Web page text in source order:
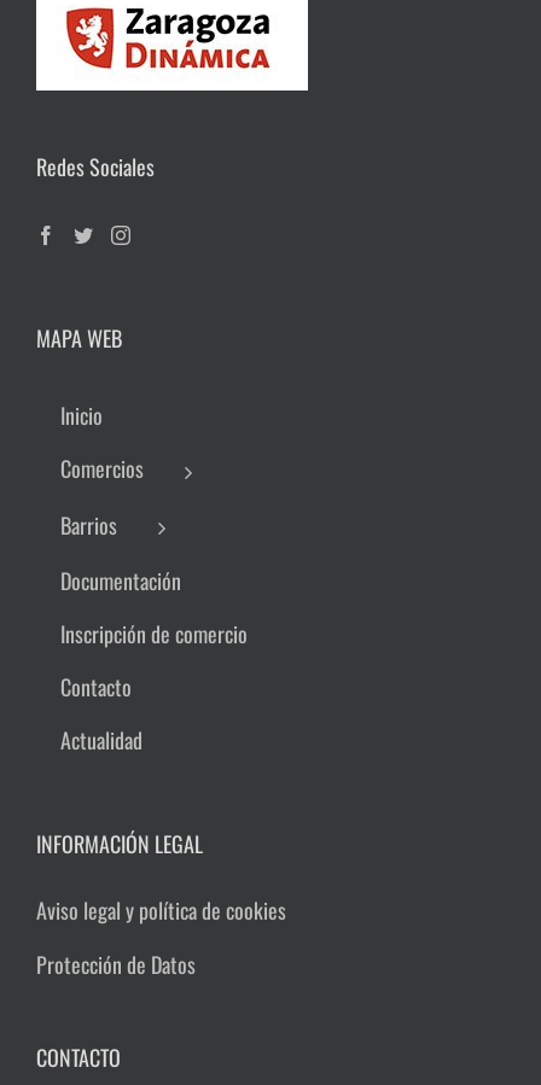
Redes Sociales
MAPA WEB
Inicio
Comercios
Barrios
Documentación
Inscripción de comercio
Contacto
Actualidad
INFORMACIÓN LEGAL
Aviso legal y política de cookies
Protección de Datos
CONTACTO